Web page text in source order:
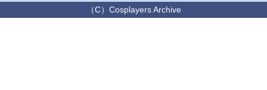
（C）Cosplayers Archive